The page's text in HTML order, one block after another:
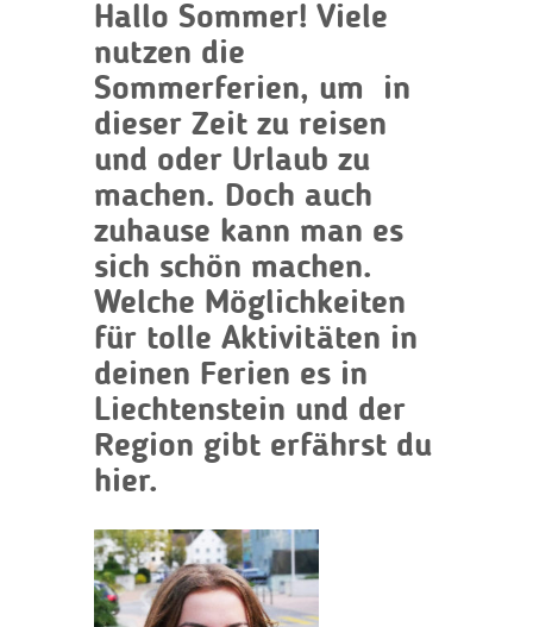
Hallo Sommer! Viele
nutzen die
Sommerferien, um in
dieser Zeit zu reisen
und oder Urlaub zu
machen. Doch auch
zuhause kann man es
sich schön machen.
Welche Möglichkeiten
für tolle Aktivitäten in
deinen Ferien es in
Liechtenstein und der
Region gibt erfährst du
hier.